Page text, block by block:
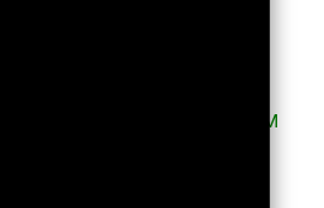
в Павлограде
в Первомайске
такси в Первомайском
в Переяславе-